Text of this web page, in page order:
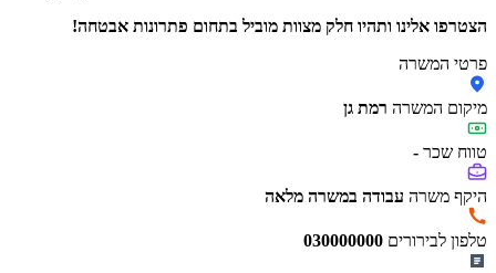
הצטרפו אלינו ותהיו חלק מצוות מוביל בתחום פתרונות אבטחה!
פרטי המשרה
מיקום המשרה רמת גן
טווח שכר -
היקף משרה עבודה במשרה מלאה
טלפון לבירורים 030000000